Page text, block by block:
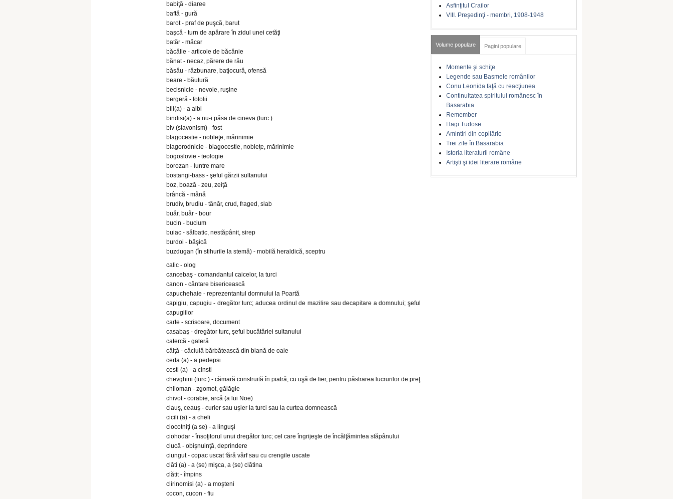
babiţă - diaree
baftă - gură
barot - praf de puşcă, barut
başcă - turn de apărare în zidul unei cetăţi
batăr - măcar
băcălie - articole de băcănie
bănat - necaz, părere de rău
băsău - răzbunare, batjocură, ofensă
beare - băutură
becisnicie - nevoie, ruşine
bergeră - fotolii
bili(a) - a albi
bindisi(a) - a nu-i păsa de cineva (turc.)
biv (slavonism) - fost
blagocestie - nobleţe, mărinimie
blagorodnicie - blagocestie, nobleţe, mărinimie
bogoslovie - teologie
borozan - luntre mare
bostangi-bass - şeful gărzii sultanului
boz, boază - zeu, zeiţă
brâncă - mână
brudiv, brudiu - tânăr, crud, fraged, slab
buăr, buâr - bour
bucin - bucium
buiac - sălbatic, nestăpânit, sirep
burdoi - băşică
buzdugan (în stihurile la stemă) - mobilă heraldică, sceptru
calic - olog
cancebaş - comandantul caicelor, la turci
canon - cântare bisericească
capuchehaie - reprezentantul domnului la Poartă
capigiu, capugiu - dregător turc; aducea ordinul de mazilire sau decapitare a domnului; şeful
capugiilor
carte - scrisoare, document
casabaş - dregător turc, şeful bucătăriei sultanului
catercă - galeră
căiţă - căciulă bărbătească din blană de oaie
certa (a) - a pedepsi
cesti (a) - a cinsti
chevghirii (turc.) - cămară construită în piatră, cu uşă de fier, pentru păstrarea lucrurilor de preţ
chiloman - zgomot, gălăgie
chivot - corabie, arcă (a lui Noe)
ciauş, ceauş - curier sau uşier la turci sau la curtea domnească
cicili (a) - a cheli
ciocotniţi (a se) - a linguşi
ciohodar - însoţitorul unui dregător turc; cel care îngrijeşte de încălţămintea stăpânului
ciucă - obişnuinţă, deprindere
ciungut - copac uscat fără vârf sau cu crengile uscate
clăti (a) - a (se) mişca, a (se) clătina
clătit - împins
clirinomisi (a) - a moşteni
cocon, cucon - fiu
Asfinţitul Crailor
VIII. Preşedinţi - membri, 1908-1948
Volume populare Pagini populare
Momente şi schiţe
Legende sau Basmele românilor
Conu Leonida faţă cu reacţiunea
Continuitatea spiritului românesc în
Basarabia
Remember
Hagi Tudose
Amintiri din copilărie
Trei zile în Basarabia
Istoria literaturii române
Artişti şi idei literare române